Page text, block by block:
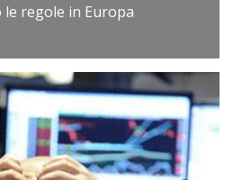
le regole in Europa